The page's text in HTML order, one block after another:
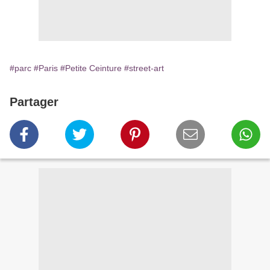
#parc #Paris #Petite Ceinture #street-art
Partager